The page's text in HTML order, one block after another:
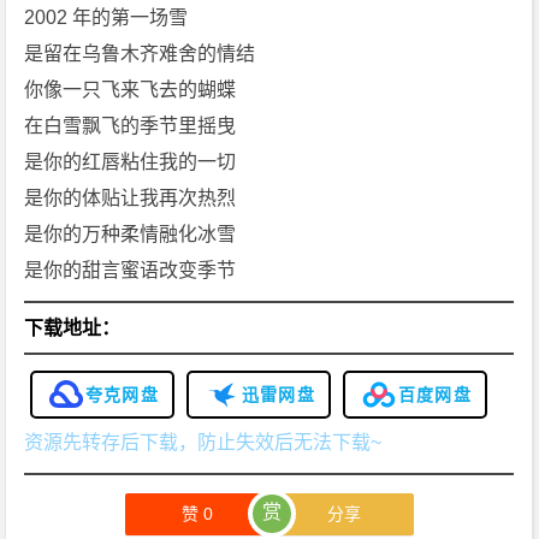
2002 年的第一场雪
是留在乌鲁木齐难舍的情结
你像一只飞来飞去的蝴蝶
在白雪飘飞的季节里摇曳
是你的红唇粘住我的一切
是你的体贴让我再次热烈
是你的万种柔情融化冰雪
是你的甜言蜜语改变季节
下载地址：
夸克网盘 迅雷网盘 百度网盘
资源先转存后下载，防止失效后无法下载~
赞0 赏 分享